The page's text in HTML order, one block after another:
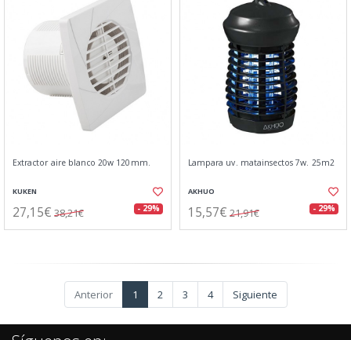
Extractor aire blanco 20w 120mm.
KUKEN
27,15€ 38,21€ - 29%
Lampara uv. matainsectos 7w. 25m2
AKHUO
15,57€ 21,91€ - 29%
Anterior 1 2 3 4 Siguiente